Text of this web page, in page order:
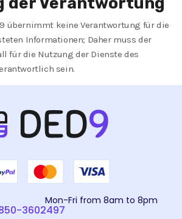
übernimmt keine Verantwortung für die
Informationen; Daher muss der
für die Nutzung der Dienste des
sein.
Mon-Fri from 8am to 8pm
3602497